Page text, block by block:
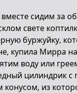
сидим за
свете
буржуйку,
купила Мирра
воду или
цилиндрик с
конусом, из